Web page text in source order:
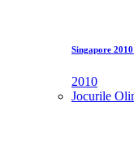
Singapore
2010
Jocurile